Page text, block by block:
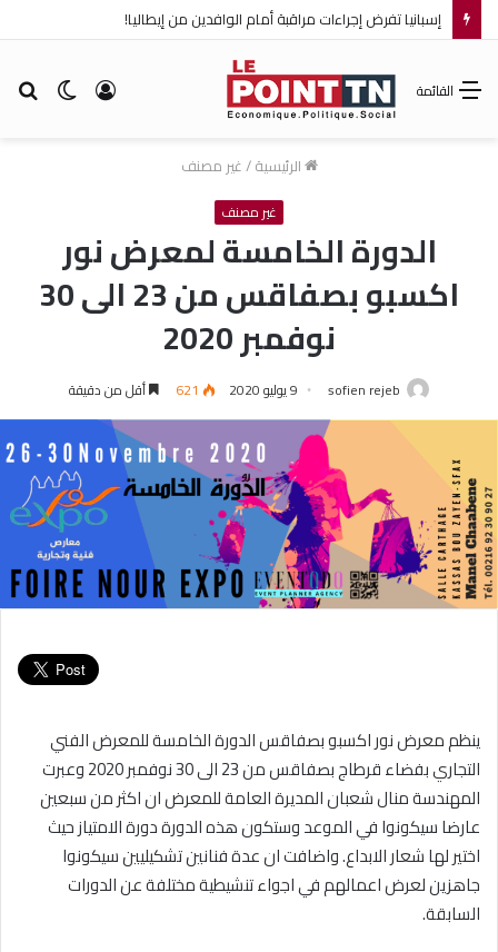
إسبانيا تفرض إجراءات مراقبة أمام الوافدين من إيطاليا!
الوضع تسجيل
القائمة
الرئيسية/غير مصنف
غير مصنف
الدورة الخامسة لمعرض نور
اكسبو بصفاقس من 23 الى 30
نوفمبر 2020
sofien rejeb 9 يوليو 2020 621 أقل من دقيقة
ينظم معرض نور اكسبو بصفاقس الدورة الخامسة للمعرض الفني
التجاري بفضاء قرطاج بصفاقس من 23 الى 30 نوفمبر 2020 وعبرت
المهندسة منال شعبان المديرة العامة للمعرض ان اكثر من سبعين
عارضا سيكونوا في الموعد وستكون هذه الدورة دورة الامتياز حيث
اختير لها شعار الابداع. واضافت ان عدة فنانين تشكيليين سيكونوا
جاهزين لعرض اعمالهم في اجواء تنشيطية مختلفة عن الدورات
السابقة.